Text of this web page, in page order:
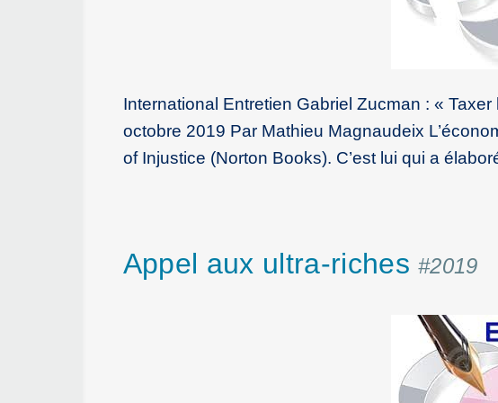
International Entretien Gabriel Zucman : «
octobre 2019 Par Mathieu Magnaudeix
of Injustice (Norton Books). C’est lui qui a
Appel aux ultra-riches#2019